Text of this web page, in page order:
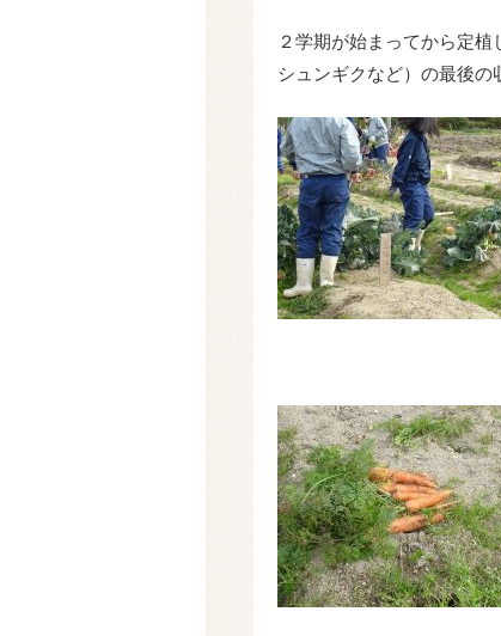
２学期が始まってから定
シュンギクなど）の最後の